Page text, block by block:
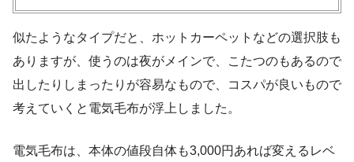
似たようなタイプだと、ホットカーペットなどの選択肢も
ありますが、使うのは夜がメインで、こたつのもあるので
出したりしまったりが容易なもので、コスパが良いもので
考えていくと電気毛布が浮上しました。
電気毛布は、本体の値段自体も3,000円あれば変えるレベ